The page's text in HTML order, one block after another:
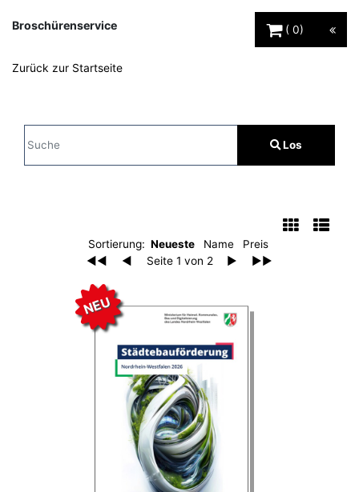
Broschürenservice 0
Zurück zur Startseite
Los
Sortierung: Neueste Name
Preis
◀◀
◀ Seite 1 von 2 ▶ ▶▶
NEU